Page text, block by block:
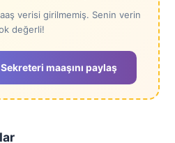
verisi girilmemiş. Senin verin
değerli!
maaşını paylaş